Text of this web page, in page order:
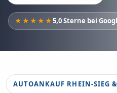
★★★★★5,0 Sterne bei
AUTOANKAUF RHEIN-SIEG